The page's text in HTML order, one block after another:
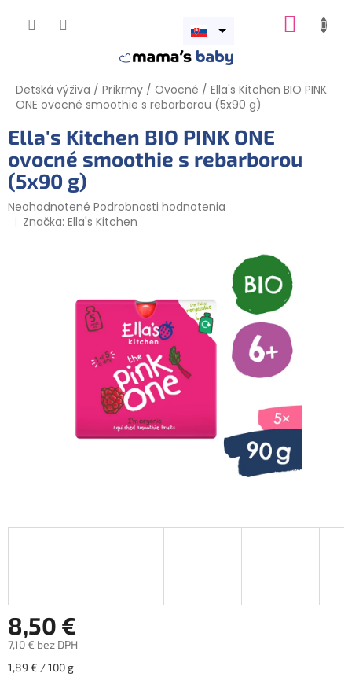
Otvoriť
Detská výživa / Príkrmy / Ovocné / Ella's Kitchen BIO PINK
ONE ovocné smoothie s rebarborou (5x90 g)
Ella's Kitchen BIO PINK ONE
ovocné smoothie s rebarborou
(5x90 g)
Priemerné
hodnotenie
Neohodnotené Podrobnosti hodnotenia
Značka:Ella's Kitchen
8,50 €
7,10 € bez DPH
Jednotková
1,89 € / 100 g